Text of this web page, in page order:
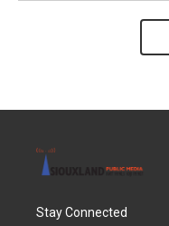
Stay Connected